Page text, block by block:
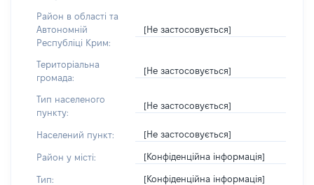
Район в області та
Автономній
Республіці Крим:
[Не застосовується]
Територіальна
громада:
[Не застосовується]
Тип населеного
пункту:
[Не застосовується]
Населений пункт: [Не застосовується]
Район у місті: [Конфіденційна інформація]
Тип: [Конфіденційна інформація]